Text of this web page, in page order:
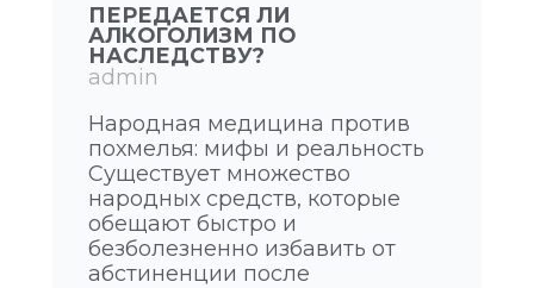
Ж
П
Ь
Т
П
О
В
Ы
Х
О
ПЕРЕДАЕТСЯ ЛИ
АЛКОГОЛИЗМ ПО
НАСЛЕДСТВУ?
admin
Народная медицина против
похмелья: мифы и реальность
Существует множество
народных средств, которые
обещают быстро и
безболезненно избавить от
абстиненции после